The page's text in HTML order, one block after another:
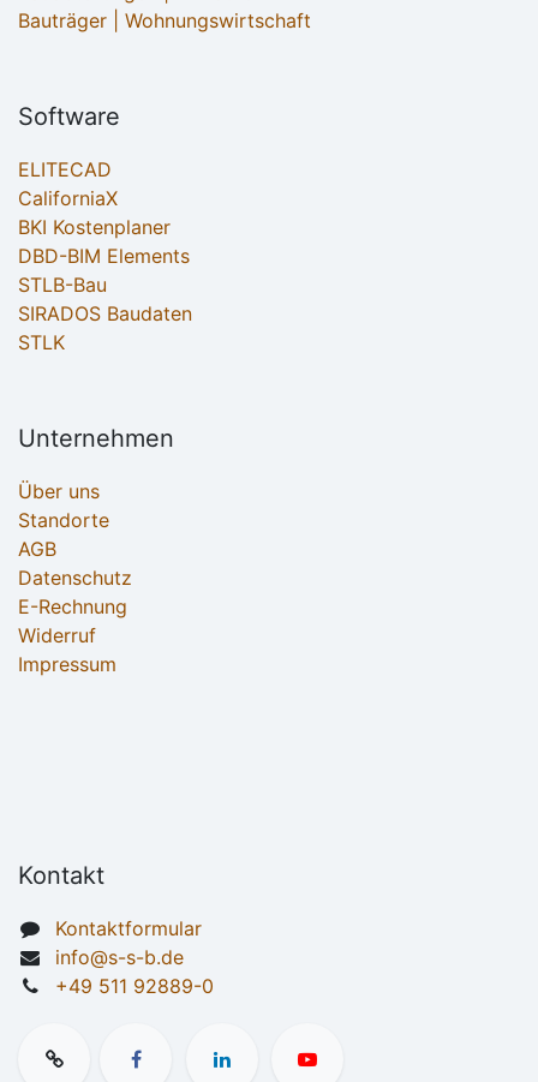
Bauträger | Wohnungswirtschaft
Software
ELITECAD
CaliforniaX
BKI Kostenplaner
DBD-BIM Elements
STLB-Bau
SIRADOS Baudaten
STLK
Unternehmen
Über uns
Standorte
AGB
Datenschutz
E-Rechnung
Widerruf
Impressum
Kontakt
Kontaktformular
info@s-s-b.de
+49 511 92889-0